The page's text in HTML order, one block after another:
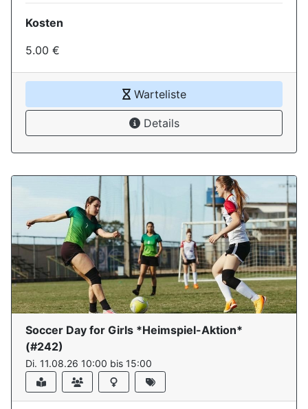
Kosten
5.00 €
Warteliste
Details
Soccer Day for Girls *Heimspiel-Aktion*
(#242)
Di. 11.08.26 10:00 bis 15:00